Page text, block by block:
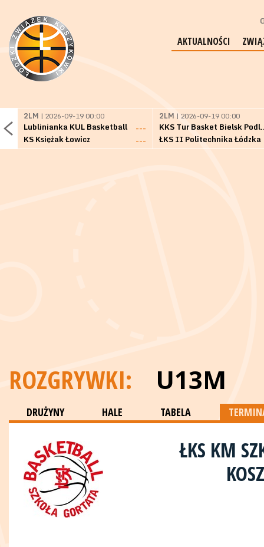
AKTUALNOŚCI
2LM | 2026-09-19 00:00
Lublinianka KUL Basketball
---
KS Księżak Łowicz
---
2LM | 2026-09-19 00:00
KKS Tur
ŁKS II Politechnika Łódzka
ROZGRYWKI: U13M
DRUŻYNY HALE TABELA
ŁKS KM